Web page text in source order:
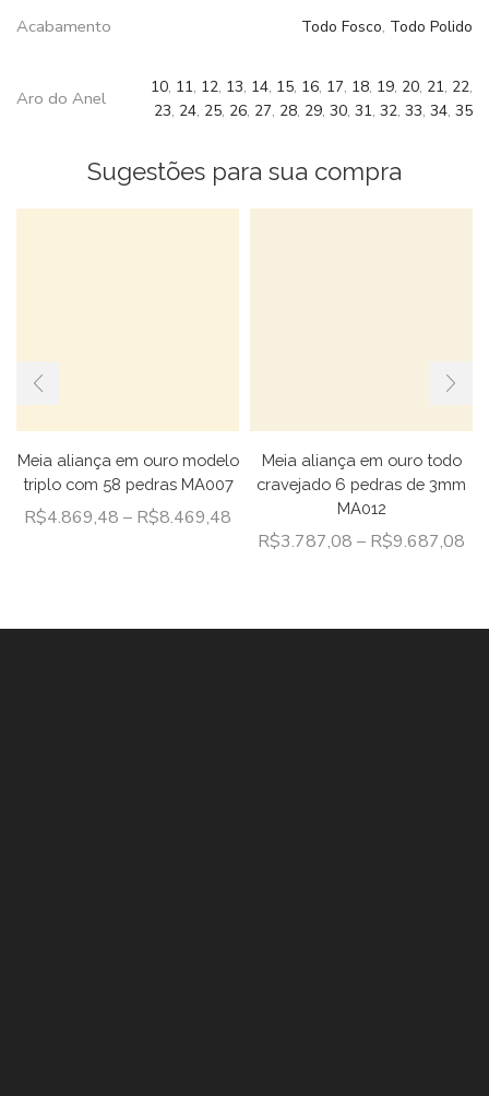
Acabamento Todo Fosco, Todo Polido
Aro do Anel
10, 11, 12, 13, 14, 15, 16, 17, 18, 19, 20, 21, 22,
23, 24, 25, 26, 27, 28, 29, 30, 31, 32, 33, 34, 35
Sugestões para sua compra
Meia aliança em ouro modelo
triplo com 58 pedras MA007
R$4.869,48 – R$8.469,48
Meia aliança em ouro todo
cravejado 6 pedras de 3mm
MA012
R$3.787,08 – R$9.687,08